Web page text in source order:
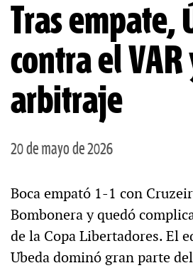
Tras empate,
contra el VAR
arbitraje
20 de mayo de 2026
Boca empató 1-1 con
Bombonera y quedó
de la Copa Libertadores. El
Ubeda dominó gran parte